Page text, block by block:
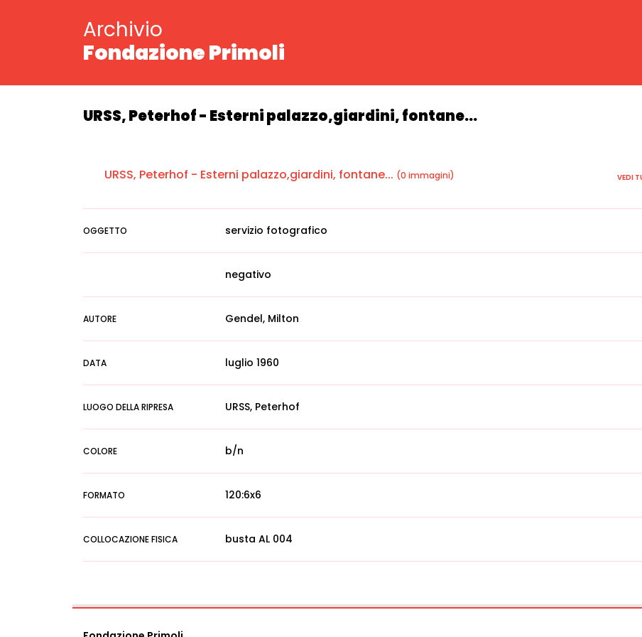
Archivio
Fondazione Primoli
URSS, Peterhof - Esterni palazzo,giardini, fontane...
URSS, Peterhof - Esterni palazzo,giardini, fontane... (0 immagini) VEDI
OGGETTO servizio fotografico
negativo
AUTORE Gendel, Milton
DATA luglio 1960
LUOGO DELLA RIPRESA URSS, Peterhof
COLORE b/n
FORMATO 120:6x6
COLLOCAZIONE FISICA busta AL 004